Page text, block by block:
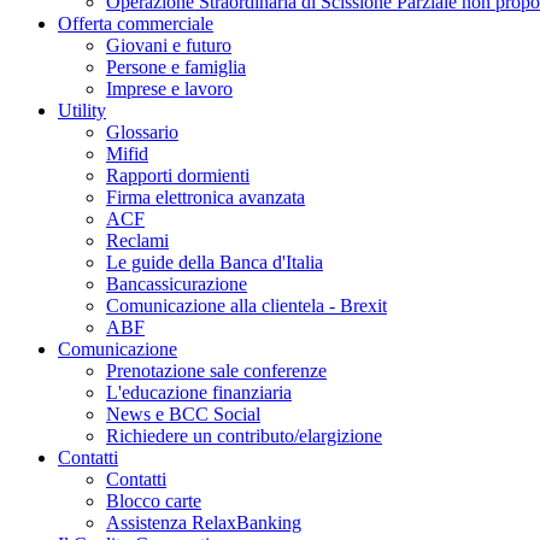
Offerta commerciale
Giovani e futuro
Persone e famiglia
Imprese e lavoro
Utility
Glossario
Mifid
Rapporti dormienti
Firma elettronica avanzata
ACF
Reclami
Le guide della Banca d'Italia
Bancassicurazione
Comunicazione alla clientela - Brexit
ABF
Comunicazione
Prenotazione sale conferenze
L'educazione finanziaria
News e BCC Social
Richiedere un contributo/elargizione
Contatti
Contatti
Blocco carte
Assistenza RelaxBanking